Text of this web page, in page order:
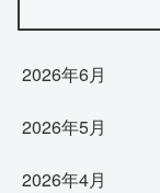
2026年6月
2026年5月
2026年4月